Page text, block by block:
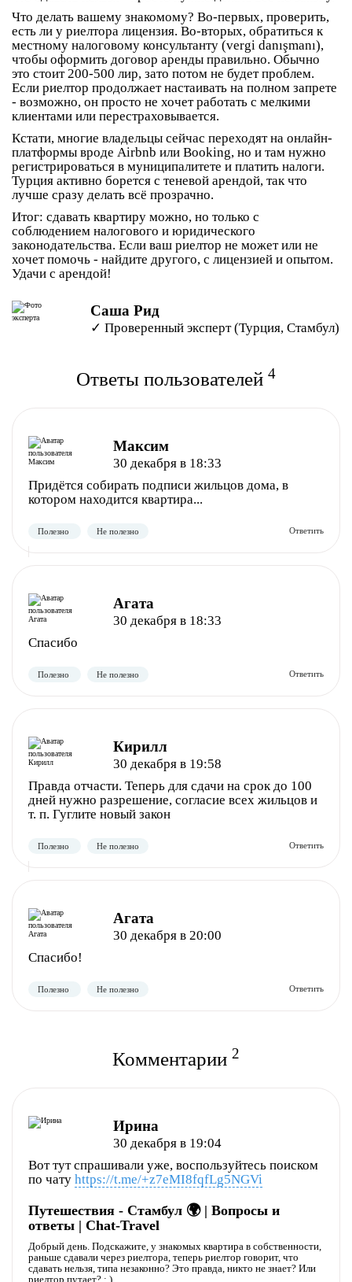
Что делать вашему знакомому? Во-первых, проверить,
есть ли у риелтора лицензия. Во-вторых, обратиться к
местному налоговому консультанту (vergi danışmanı),
чтобы оформить договор аренды правильно. Обычно
это стоит 200-500 лир, зато потом не будет проблем.
Если риелтор продолжает настаивать на полном запрете
- возможно, он просто не хочет работать с мелкими
клиентами или перестраховывается.
Кстати, многие владельцы сейчас переходят на онлайн-
платформы вроде Airbnb или Booking, но и там нужно
регистрироваться в муниципалитете и платить налоги.
Турция активно борется с теневой арендой, так что
лучше сразу делать всё прозрачно.
Итог: сдавать квартиру можно, но только с
соблюдением налогового и юридического
законодательства. Если ваш риелтор не может или не
хочет помочь - найдите другого, с лицензией и опытом.
Удачи с арендой!
Саша Рид
✓ Проверенный эксперт (Турция, Стамбул)
Ответы пользователей 4
Максим
30 декабря в 18:33
Придётся собирать подписи жильцов дома, в
котором находится квартира...
Полезно
Агата
30 декабря в 18:33
Спасибо
Не полезно
Кирилл
30 декабря в 19:58
Правда отчасти. Теперь для сдачи на срок до 100
дней нужно разрешение, согласие всех жильцов и
т. п. Гуглите новый закон
Агата
30 декабря в 20:00
Спасибо!
Комментарии 2
Ирина
30 декабря в 19:04
Вот тут спрашивали уже, воспользуйтесь поиском
по чату https://t.me/+z7eMI8fqfLg5NGVi
Путешествия - Стамбул 🌍 | Вопросы и
ответы | Chat-Travel
Добрый день. Подскажите, у знакомых квартира в собственности,
раньше сдавали через риелтора, теперь риелтор говорит, что
сдавать нельзя, типа незаконно? Это правда, никто не знает? Или
риелтор путает? : )